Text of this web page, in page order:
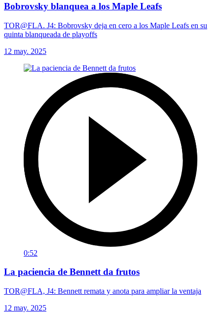
Bobrovsky blanquea a los Maple Leafs
TOR@FLA. J4: Bobrovsky deja en cero a los Maple Leafs en su
quinta blanqueada de playoffs
12 may. 2025
0:52
La paciencia de Bennett da frutos
TOR@FLA, J4: Bennett remata y anota para ampliar la ventaja
12 may. 2025